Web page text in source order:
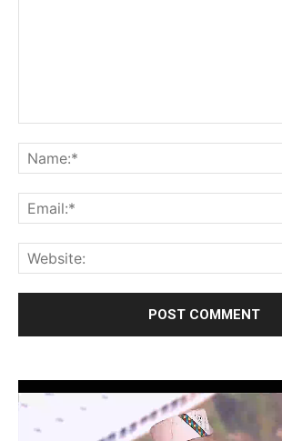
Video
Player